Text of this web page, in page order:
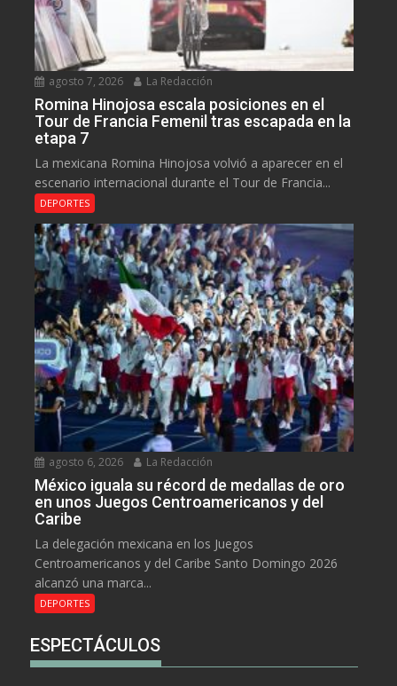
agosto 7, 2026 La Redacción
Romina Hinojosa escala posiciones en el
Tour de Francia Femenil tras escapada en la
etapa 7
La mexicana Romina Hinojosa volvió a aparecer en el
escenario internacional durante el Tour de Francia...
DEPORTES
agosto 6, 2026 La Redacción
México iguala su récord de medallas de oro
en unos Juegos Centroamericanos y del
Caribe
La delegación mexicana en los Juegos
Centroamericanos y del Caribe Santo Domingo 2026
alcanzó una marca...
DEPORTES
ESPECTÁCULOS